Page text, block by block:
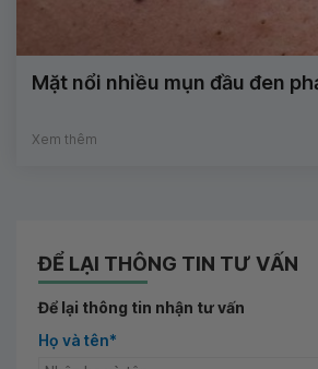
Mặt nổi nhiều mụn đầu đen
Xem thêm
ĐỂ LẠI THÔNG TIN TƯ VẤN
Để lại thông tin nhận tư vấn
Họ và tên*